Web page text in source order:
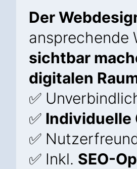
Der
ansprechende
sichtbar
digitalen
✅
✅ Individuelle
✅
✅ Inkl. SEO-